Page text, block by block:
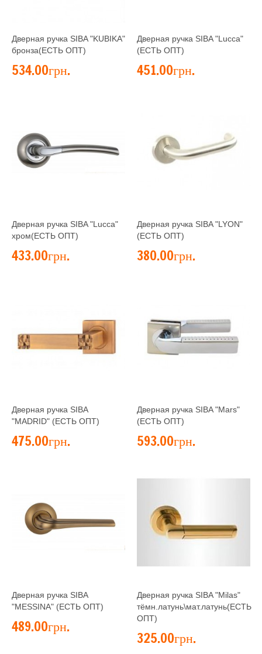
Дверная ручка SIBA "KUBIKA"
бронза(ЕСТЬ ОПТ)
534.00грн.
Дверная ручка SIBA "Lucca"
(ЕСТЬ ОПТ)
451.00грн.
Дверная ручка SIBA "Lucca"
хром(ЕСТЬ ОПТ)
433.00грн.
Дверная ручка SIBA "LYON"
(ЕСТЬ ОПТ)
380.00грн.
Дверная ручка SIBA
"MADRID" (ЕСТЬ ОПТ)
475.00грн.
Дверная ручка SIBA "Mars"
(ЕСТЬ ОПТ)
593.00грн.
Дверная ручка SIBA
"MESSINA" (ЕСТЬ ОПТ)
489.00грн.
Дверная ручка SIBA "Milas"
тёмн.латунь\мат.латунь(ЕСТЬ
ОПТ)
325.00грн.